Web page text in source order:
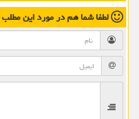
لطفا شما همدر مورد این مطلب